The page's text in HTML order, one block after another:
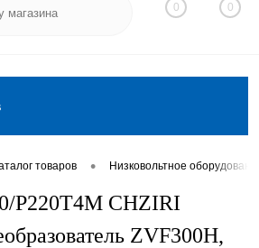
0 0
товаров • Низковольтное
P220T4M CHZIRI
ZVF300H,